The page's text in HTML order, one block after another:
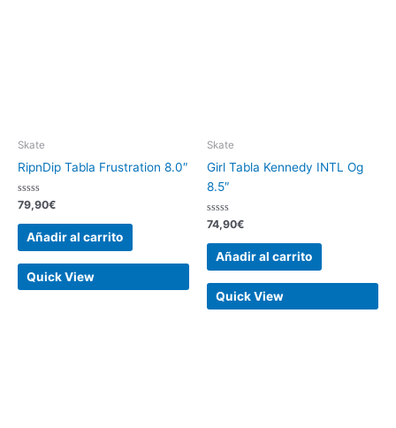
Skate
RipnDip Tabla Frustration 8.0″
Valorado
con
0
79,90€
Añadir al carrito
Quick View
Skate
Girl Tabla Kennedy INTL Og
8.5″
Valorado
con
0
74,90€
Añadir al carrito
Quick View